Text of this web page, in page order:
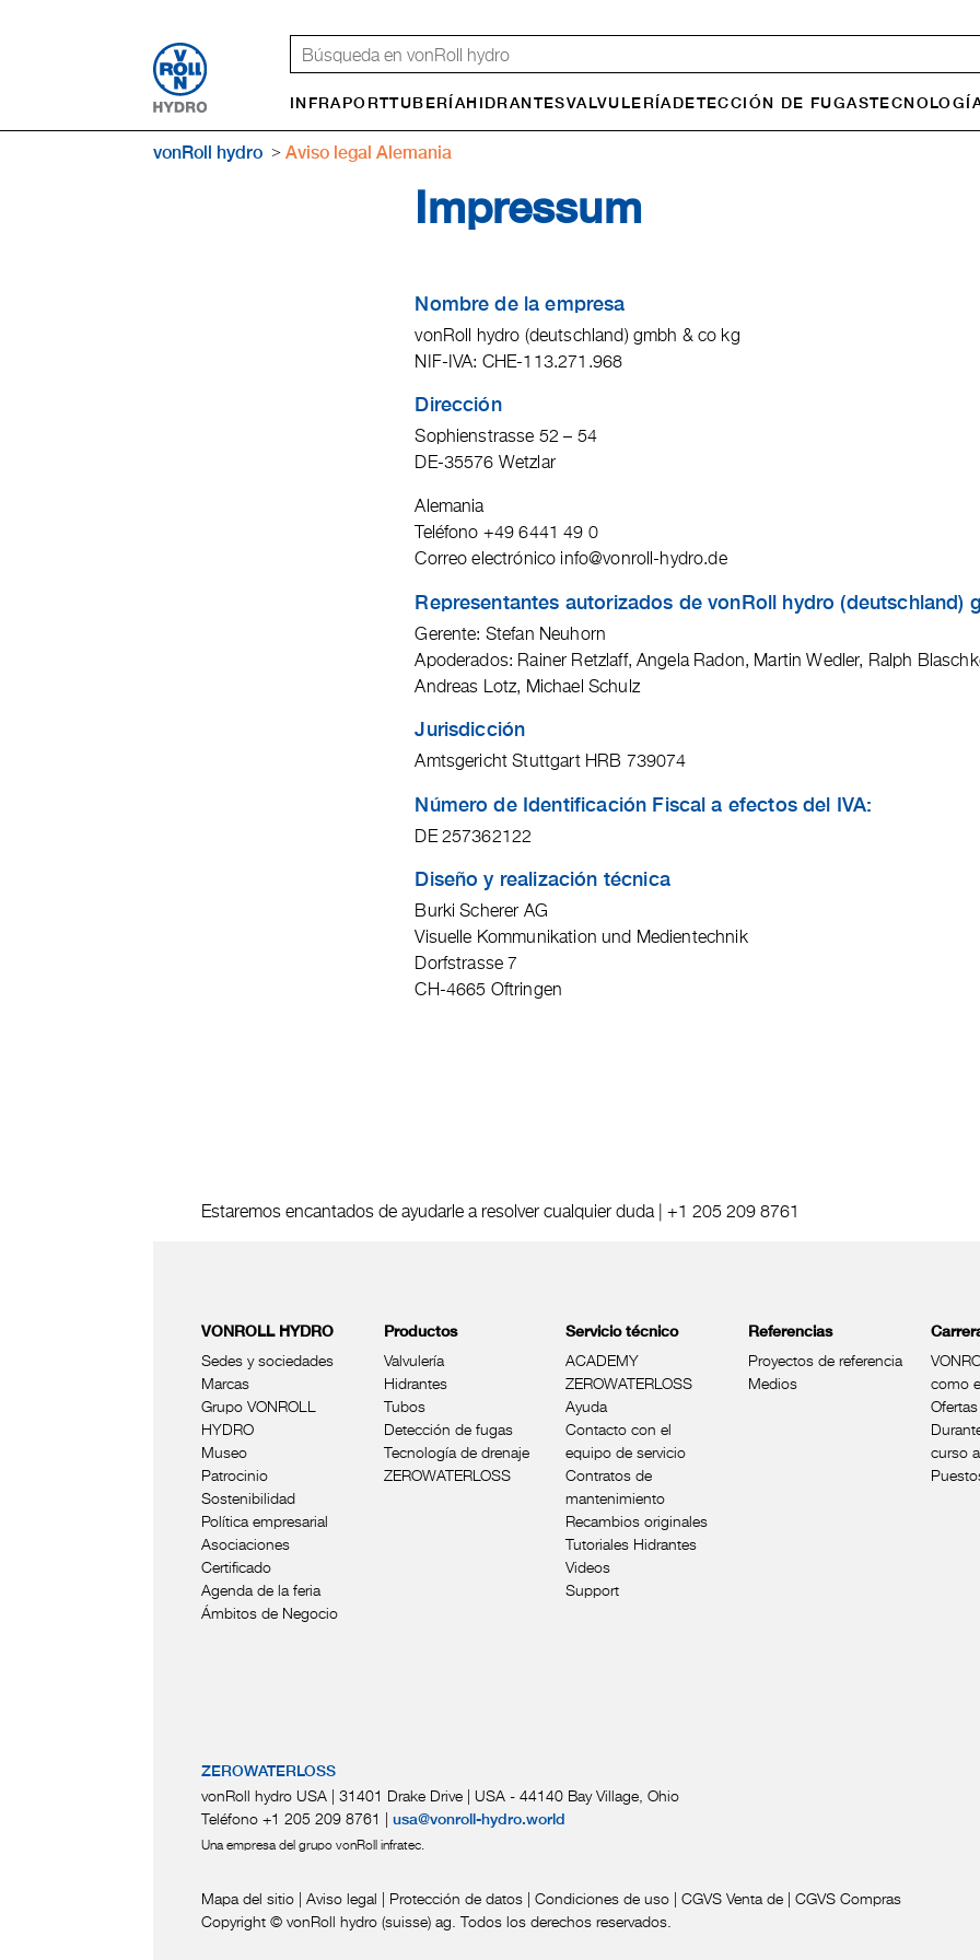
INFRAPORTTUBERÍAHIDRANTESVALVULERÍA DETECCIÓN DE FUGAS
vonRoll hydro Aviso legal Alemania
Impressum
Nombre de la empresa
vonRoll hydro (deutschland) gmbh & co kg
NIF-IVA: CHE-113.271.968
Dirección
Sophienstrasse 52 – 54
DE-35576 Wetzlar
Alemania
Teléfono +49 6441 49 0
Correo electrónico info@vonroll-hydro.de
Representantes autorizados de vonRoll hydro (deutschland)
Gerente: Stefan Neuhorn
Apoderados: Rainer Retzlaff, Angela Radon, Martin Wedler, Ralph
Andreas Lotz, Michael Schulz
Jurisdicción
Amtsgericht Stuttgart HRB 739074
Número de Identificación Fiscal a efectos del IVA:
DE 257362122
Diseño y realización técnica
Burki Scherer AG
Visuelle Kommunikation und Medientechnik
Dorfstrasse 7
CH-4665 Oftringen
Estaremos encantados de ayudarle a resolver cualquier duda | +1 205 209 8761
VONROLL HYDRO
Sedes y sociedades
Marcas
Grupo VONROLL
HYDRO
Museo
Patrocinio
Sostenibilidad
Política empresarial
Asociaciones
Certificado
Agenda de la feria
Ámbitos de Negocio
Productos
Valvulería
Hidrantes
Tubos
Detección de fugas
Tecnología de drenaje
ZEROWATERLOSS
Servicio técnico
ACADEMY
ZEROWATERLOSS
Ayuda
Contacto con el
equipo de servicio
Contratos de
mantenimiento
Recambios originales
Tutoriales Hidrantes
Videos
Support
Referencias
Proyectos de referencia
Medios
como
curso
ZEROWATERLOSS
vonRoll hydro USA | 31401 Drake Drive | USA - 44140 Bay Village, Ohio
Teléfono +1 205 209 8761 | usa@vonroll-hydro.world
Una empresa del grupo vonRoll infratec.
Mapa del sitio | Aviso legal | Protección de datos | Condiciones de uso | CGVS Venta de | CGVS Compras
Copyright © vonRoll hydro (suisse) ag. Todos los derechos reservados.